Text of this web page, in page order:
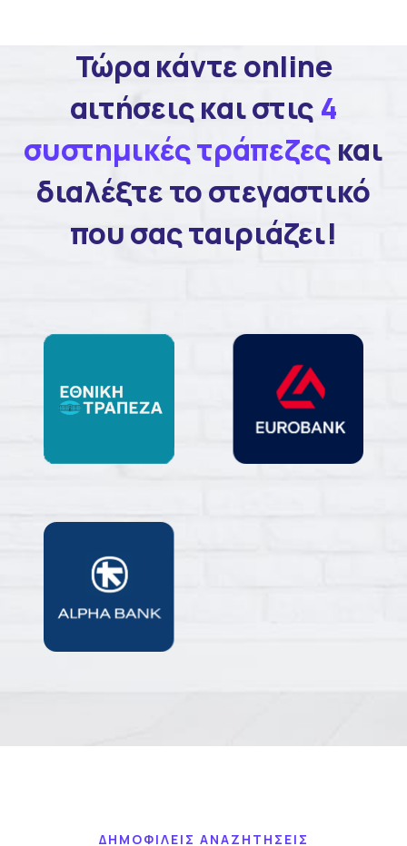
Τώρα κάντε online
αιτήσεις και στις 4
συστημικές τράπεζες και
διαλέξτε το στεγαστικό
που σας ταιριάζει!
ΔΗΜΟΦΙΛΕΙΣ ΑΝΑΖΗΤΗΣΕΙΣ